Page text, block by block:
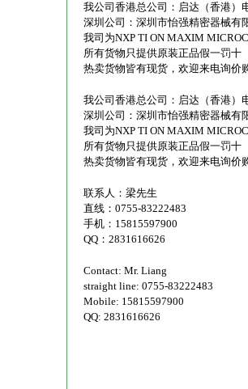
我公司香港总公司：启达（香港）
深圳公司：深圳市怡强精密器械有
我司为NXP TI ON MAXIM
所有货物只提供原装正品假一罚十
热卖货物皆有现货，欢迎来电询价
我公司香港总公司：启达（香港）
深圳公司：深圳市怡强精密器械有
我司为NXP TI ON MAXIM
所有货物只提供原装正品假一罚十
热卖货物皆有现货，欢迎来电询价
联系人：梁
直线：0755-83222483
手机：15815597900
QQ：2831616626
Contact: Mr. Liang
straight line: 0755-83222483
Mobile: 15815597900
QQ: 2831616626